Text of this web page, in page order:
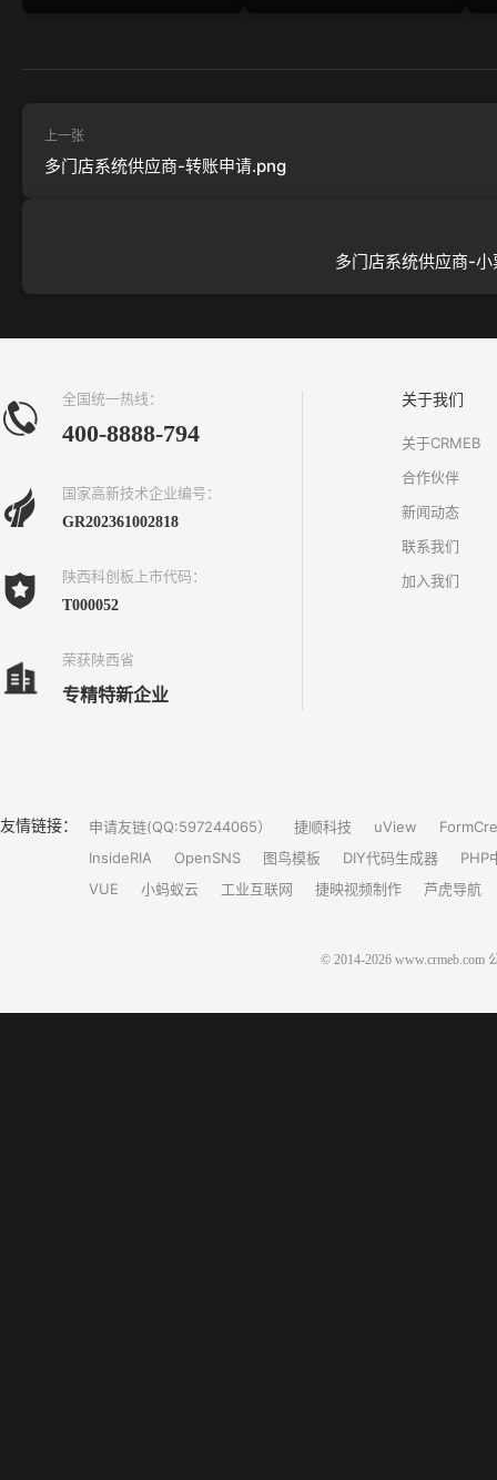
上一张
多门店系统供应商-转账申请.png
多门店系统供应商-
全国统一热线：
400-8888-794
国家高新技术企业编号：
GR202361002818
陕西科创板上市代码：
T000052
荣获陕西省
专精特新企业
关于我们
关于CRMEB
合作伙伴
新闻动态
联系我们
加入我们
友情链接： 申请友链(QQ:597244065） 捷顺科技 uView
InsideRIA
OpenSNS 图鸟模板 DIY代码生成器
PHP
VUE
小蚂蚁云 工业互联网 捷映视频制作 芦虎导航
© 2014-2026